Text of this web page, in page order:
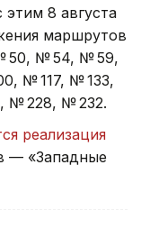
этим 8 августа
маршрутов
50, № 54, № 59,
№ 117, № 133,
№ 228, № 232.
реализация
— «Западные